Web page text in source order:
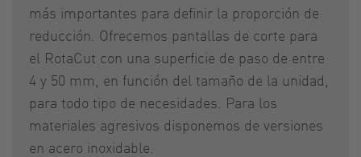
más importantes para definir la proporción de
reducción. Ofrecemos pantallas de corte para
el RotaCut con una superficie de paso de entre
4 y 50 mm, en función del tamaño de la unidad,
para todo tipo de necesidades. Para los
materiales agresivos disponemos de versiones
en acero inoxidable.